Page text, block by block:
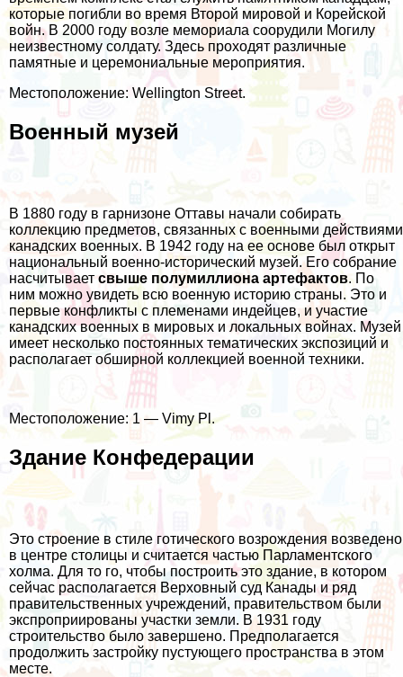
которые погибли во время Второй мировой и Корейской
войн. В 2000 году возле мемориала соорудили Могилу
неизвестному солдату. Здесь проходят различные
памятные и церемониальные мероприятия.
Местоположение: Wellington Street.
Военный музей
В 1880 году в гарнизоне Оттавы начали собирать
коллекцию предметов, связанных с военными действиями
канадских военных. В 1942 году на ее основе был открыт
национальный военно-исторический музей. Его собрание
насчитывает свыше полумиллиона артефактов. По
ним можно увидеть всю военную историю страны. Это и
первые конфликты с племенами индейцев, и участие
канадских военных в мировых и локальных войнах. Музей
имеет несколько постоянных тематических экспозиций и
располагает обширной коллекцией военной техники.
Местоположение: 1 — Vimy Pl.
Здание Конфедерации
Это строение в стиле готического возрождения возведено
в центре столицы и считается частью Парламентского
холма. Для то го, чтобы построить это здание, в котором
сейчас располагается Верховный суд Канады и ряд
правительственных учреждений, правительством были
экспроприированы участки земли. В 1931 году
строительство было завершено. Предполагается
продолжить застройку пустующего пространства в этом
месте.